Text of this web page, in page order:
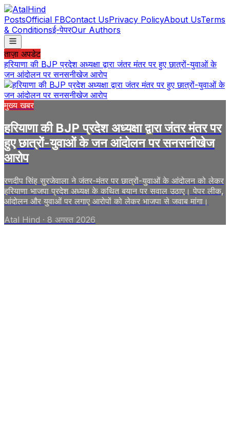
PostsOfficial FBContact UsPrivacy PolicyAbout UsTerms
& Conditionsई-पेपरOur Authors
ताज़ा अपडेट
हरियाणा की BJP प्रदेश अध्यक्षा द्वारा जंतर मंतर पर हुए छात्रों-युवाओं के
जन आंदोलन पर सनसनीखेज आरोप
मुख्य खबर
हरियाणा की BJP प्रदेश अध्यक्षा द्वारा जंतर मंतर पर
हुए छात्रों-युवाओं के जन आंदोलन पर सनसनीखेज
आरोप
रणदीप सिंह सुरजेवाला ने जंतर-मंतर पर छात्रों-युवाओं के आंदोलन को लेकर
हरियाणा भाजपा प्रदेश अध्यक्ष के कथित बयान पर सवाल उठाए। पेपर लीक,
आंदोलन और युवाओं पर लगाए आरोपों को लेकर भाजपा से जवाब मांगा।
Atal Hind · 8 अगस्त 2026